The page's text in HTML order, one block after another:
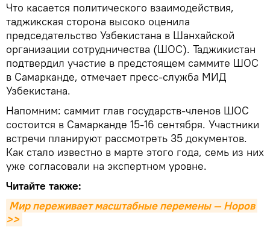
Что касается политического взаимодействия,
таджикская сторона высоко оценила
председательство Узбекистана в Шанхайской
организации сотрудничества (ШОС). Таджикистан
подтвердил участие в предстоящем саммите ШОС
в Самарканде, отмечает пресс-служба МИД
Узбекистана.
Напомним: саммит глав государств-членов ШОС
состоится в Самарканде 15-16 сентября. Участники
встречи планируют рассмотреть 35 документов.
Как стало известно в марте этого года, семь из них
уже согласовали на экспертном уровне.
Читайте также:
Мир переживает масштабные перемены — Норов
>>